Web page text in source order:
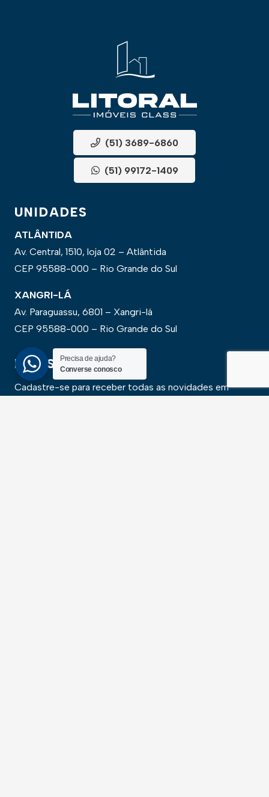
(51) 3689-6860
(51) 99172-1409
UNIDADES
ATLÂNTIDA
Av. Central, 1510, loja 02 – Atlântida
CEP 95588-000 – Rio Grande do Sul
XANGRI-LÁ
Av. Paraguassu, 6801 – Xangri-lá
CEP 95588-000 – Rio Grande do Sul
NEWSLLETER
Cadastre-se para receber todas as novidades em
Precisa de ajuda?
Converse conosco